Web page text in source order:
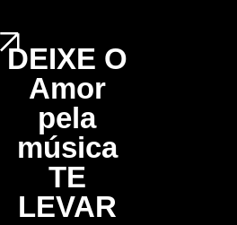
DEIXE O
Amor
pela
música
TE
LEVAR